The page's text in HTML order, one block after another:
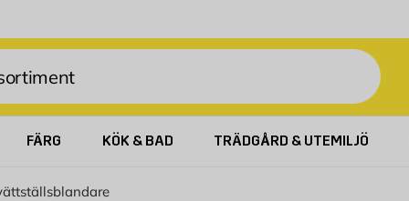
FÄRG KÖK & BAD TRÄDGÅRD & UTEMILJÖ